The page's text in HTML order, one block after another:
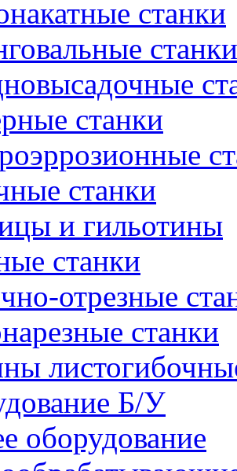
станки
станки
станки
станки
и гильотины
станки
отрезные
станки
Б/У
оборудование